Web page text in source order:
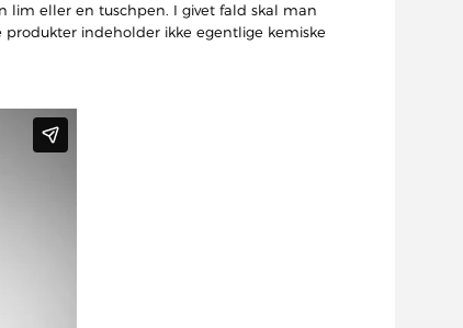
lim eller en tuschpen. I givet fald skal man
indeholder ikke egentlige kemiske